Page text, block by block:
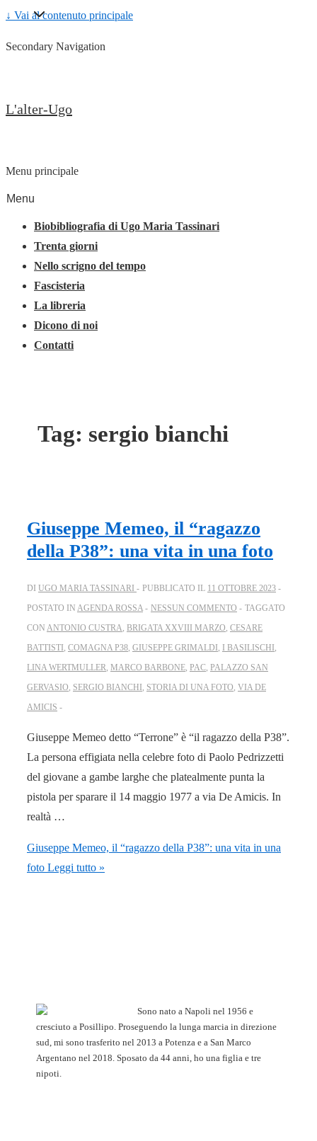
↓ Vai al contenuto principale
Secondary Navigation
L'alter-Ugo
Menu principale
Menu
Biobibliografia di Ugo Maria Tassinari
Trenta giorni
Nello scrigno del tempo
Fascisteria
La libreria
Dicono di noi
Contatti
Tag: sergio bianchi
Giuseppe Memeo, il “ragazzo
della P38”: una vita in una foto
DI UGO MARIA TASSINARI PUBBLICATO IL 11 OTTOBRE 2023
POSTATO IN AGENDA ROSSA NESSUN COMMENTO
TAGGATO
CON ANTONIO CUSTRA, BRIGATA XXVIII MARZO, CESARE
BATTISTI , COMAGNA P38, GIUSEPPE GRIMALDI , I BASILISCHI ,
LINA WERTMULLER, MARCO BARBONE, PAC, PALAZZO SAN
GERVASIO, SERGIO BIANCHI , STORIA DI UNA FOTO, VIA DE
AMICIS
Giuseppe Memeo detto “Terrone” è “il ragazzo della P38”.
La persona effigiata nella celebre foto di Paolo Pedrizzetti
del giovane a gambe larghe che platealmente punta la
pistola per sparare il 14 maggio 1977 a via De Amicis. In
realtà …
Giuseppe Memeo, il “ragazzo della P38”: una vita in una
foto Leggi tutto »
Sono nato a Napoli nel 1956 e
cresciuto a Posillipo. Proseguendo la lunga marcia in direzione
sud, mi sono trasferito nel 2013 a Potenza e a San Marco
Argentano nel 2018. Sposato da 44 anni, ho una figlia e tre
nipoti.